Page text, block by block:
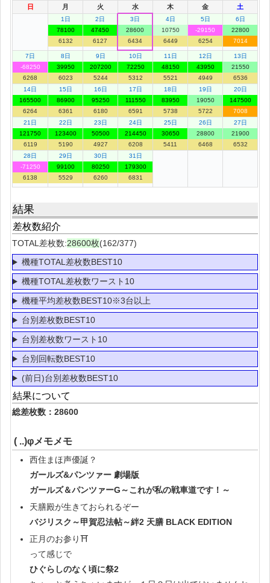
日 月 火 水 木 金 土
1日
78100
6132
2日
47450
6127
3日
28600
6434
4日
10750
6449
5日
-29150
6254
6日
22800
7014
7日
-68250
6268
8日
39950
6023
9日
207200
5244
10日
72250
5312
11日
48150
5521
12日
43950
4949
13日
21550
6536
14日
165500
6264
15日
86900
6361
16日
95250
6180
17日
111550
6591
18日
83950
5738
19日
19050
5722
20日
147500
7008
21日
121750
6119
22日
123400
5190
23日
50500
4927
24日
214450
6208
25日
30650
5411
26日
28800
6468
27日
21900
6532
28日
-71250
6138
29日
99100
5529
30日
80250
6260
31日
179300
6831
結果
差枚数紹介
TOTAL差枚数:28600枚(162/377)
機種TOTAL差枚数BEST10
機種TOTAL差枚数ワースト10
機種平均差枚数BEST10※3台以上
台別差枚数BEST10
台別差枚数ワースト10
台別回転数BEST10
(前日)台別差枚数BEST10
結果について
総差枚数：28600
( ..)φメモメモ
西住まほ声優誕？
ガールズ&パンツァー 劇場版
ガールズ＆パンツァーG～これが私の戦車道です！～
天膳殿が生きておられるぞー
バジリスク～甲賀忍法帖～絆2 天膳 BLACK EDITION
正月のお参り⛩
って感じで
ひぐらしのなく頃に祭2